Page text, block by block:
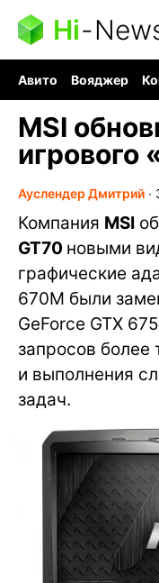
Hi-
Авито Вояджер
MSI
игрового
Ауслендер Дмитрий ∙
Компания MSI
GT70 новыми
графические
670М были
GeForce GTX
запросов более
и выполнения
задач.